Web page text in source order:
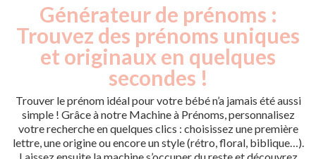
Générateur de prénoms :
Trouvez des prénoms uniques
et originaux en quelques
secondes !
Trouver le prénom idéal pour votre bébé n’a jamais été aussi
simple ! Grâce à notre Machine à Prénoms, personnalisez
votre recherche en quelques clics : choisissez une première
lettre, une origine ou encore un style (rétro, floral, biblique…).
Laissez ensuite la machine s’occuper du reste et découvrez